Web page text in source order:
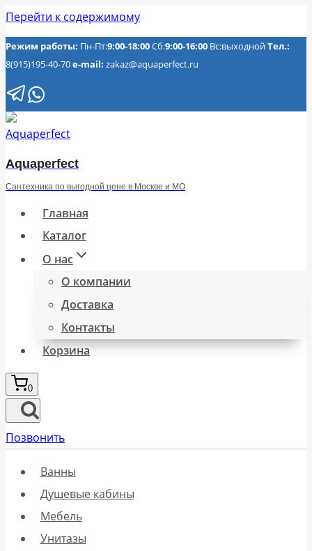
Перейти к содержимому
Режим работы: Пн-Пт:9:00-18:00Сб:9:00-16:00 Вс:выходнойТел.:
8(915)195-40-70e-mail: zakaz@aquaperfect.ru
Aquaperfect
Сантехника по выгодной цене в Москве и МО
Главная
Каталог
О нас
О компании
Доставка
Контакты
Корзина
0
Позвонить
Ванны
Душевые кабины
Мебель
Унитазы